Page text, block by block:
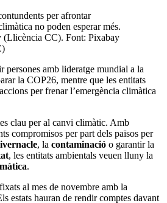
per afrontar
no poden esperar més.
(Llicència CC). Font: Pixabay
persones amb lideratge mundial a la
la COP26, mentre que les entitats
per frenar l’emergència climàtica
clau per al canvi climàtic. Amb
compromisos per part dels països per
, la contaminació o garantir la
, les entitats ambientals veuen lluny la
.
al mes de novembre amb la
estats hauran de rendir comptes davant